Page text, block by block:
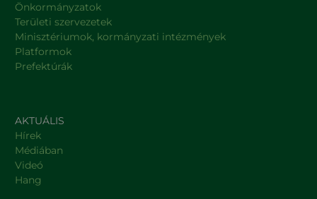
Önkormányzatok
Területi szervezetek
Minisztériumok, kormányzati intézmények
Platformok
Prefektúrák
AKTUÁLIS
Hírek
Médiában
Videó
Hang